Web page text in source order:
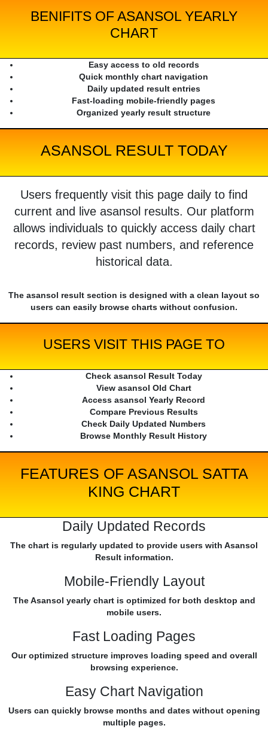
BENIFITS OF ASANSOL YEARLY
CHART
Easy access to old records
Quick monthly chart navigation
Daily updated result entries
Fast-loading mobile-friendly pages
Organized yearly result structure
ASANSOL RESULT TODAY
Users frequently visit this page daily to find
current and live asansol results. Our platform
allows individuals to quickly access daily chart
records, review past numbers, and reference
historical data.
The asansol result section is designed with a clean layout so
users can easily browse charts without confusion.
USERS VISIT THIS PAGE TO
Check asansol Result Today
View asansol Old Chart
Access asansol Yearly Record
Compare Previous Results
Check Daily Updated Numbers
Browse Monthly Result History
FEATURES OF ASANSOL SATTA
KING CHART
Daily Updated Records
The chart is regularly updated to provide users with Asansol
Result information.
Mobile-Friendly Layout
The Asansol yearly chart is optimized for both desktop and
mobile users.
Fast Loading Pages
Our optimized structure improves loading speed and overall
browsing experience.
Easy Chart Navigation
Users can quickly browse months and dates without opening
multiple pages.